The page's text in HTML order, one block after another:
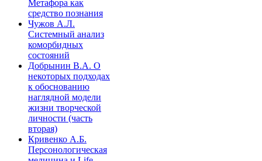
Метафора как
средство познания
Чужов А.Л.
Системный анализ
коморбидных
состояний
Добрынин В.А. О
некоторых подходах
к обоснованию
наглядной модели
жизни творческой
личности (часть
вторая)
Кривенко А.Б.
Персонологическая